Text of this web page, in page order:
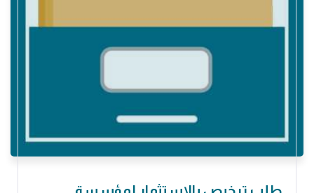
طلب ترخيص بالإستثمار لمؤسسة